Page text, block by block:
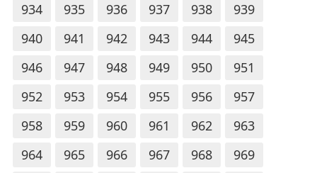
934
935 936 937 938
939
940
941 942 943 944
945
946
947 948 949 950
951
952
953 954 955 956
957
958
959 960 961 962
963
964
965 966 967 968
969